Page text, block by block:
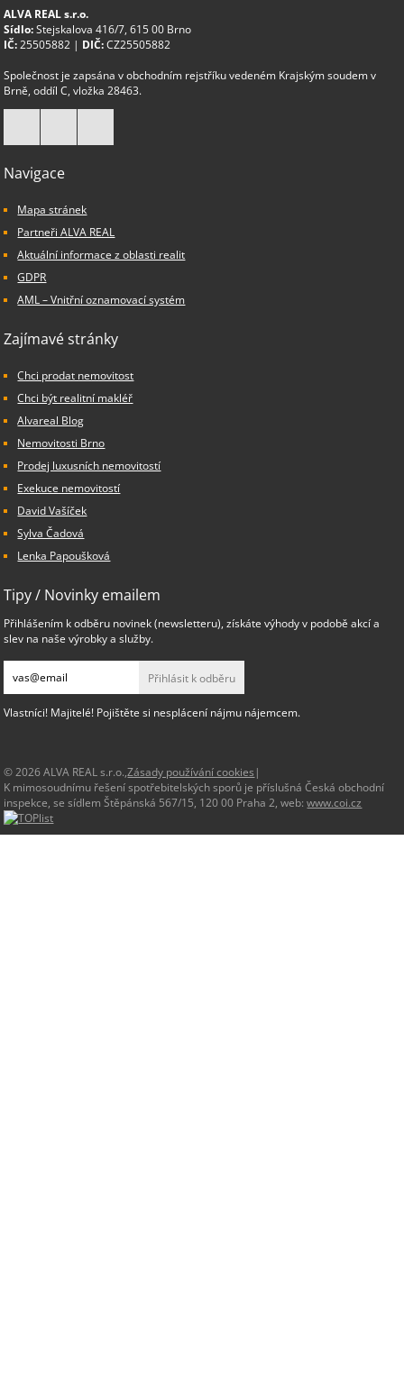
ALVA REAL s.r.o.
Sídlo:Stejskalova 416/7, 615 00 Brno
IČ:25505882 | DIČ:CZ25505882
Společnost je zapsána v obchodním rejstříku vedeném Krajským soudem v
Brně, oddíl C, vložka 28463.
Navigace
Mapa stránek
Partneři ALVA REAL
Aktuální informace z oblasti realit
GDPR
AML – Vnitřní oznamovací systém
Zajímavé stránky
Chci prodat nemovitost
Chci být realitní makléř
Alvareal Blog
Nemovitosti Brno
Prodej luxusních nemovitostí
Exekuce nemovitostí
David Vašíček
Sylva Čadová
Lenka Papoušková
Tipy / Novinky emailem
Přihlášením k odběru novinek (newsletteru), získáte výhody v podobě akcí a
slev na naše výrobky a služby.
Přihlásit k odběru
Vlastníci! Majitelé! Pojištěte si nesplácení nájmu nájemcem.
© 2026 ALVA REAL s.r.o.,Zásady používání cookies |
K mimosoudnímu řešení spotřebitelských sporů je příslušná Česká obchodní
inspekce, se sídlem Štěpánská 567/15, 120 00 Praha 2, web:www.coi.cz